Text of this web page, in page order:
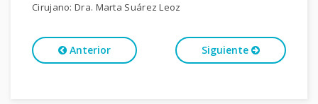
Cirujano: Dra. Marta Suárez Leoz
Anterior Siguiente